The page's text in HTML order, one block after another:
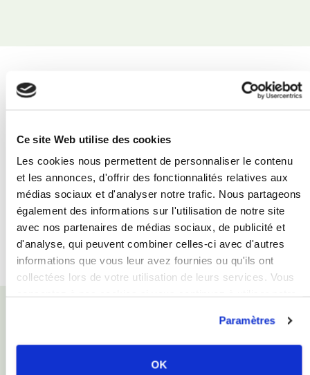
Ce site Web utilise des cookies
Les cookies nous permettent de personnaliser le contenu
et les annonces, d'offrir des fonctionnalités relatives aux
médias sociaux et d'analyser notre trafic. Nous partageons
également des informations sur l'utilisation de notre site
avec nos partenaires de médias sociaux, de publicité et
d'analyse, qui peuvent combiner celles-ci avec d'autres
informations que vous leur avez fournies ou qu'ils ont
collectées lors de votre utilisation de leurs services. Vous
Paramètres
OK
Point culminant des Cévennes, le Mont Lozère
propose randonnée, VTT, ski l’hiver et
d’innombrables panoramas sur les plateaux
sauvages.
En Savoir Plus..